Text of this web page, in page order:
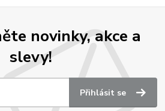
novinky, akce a
slevy!
Přihlásit se